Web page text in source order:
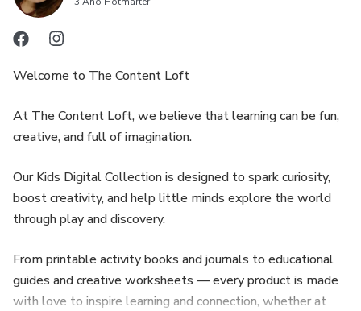
generan conexión, interacción y confianza… sin tener que
pensar qué subir cada día.
Welcome to The Content Loft
At The Content Loft, we believe that learning can be fun,
creative, and full of imagination.
Our Kids Digital Collection is designed to spark curiosity,
boost creativity, and help little minds explore the world
through play and discovery.
From printable activity books and journals to educational
guides and creative worksheets — every product is made
with love to inspire learning and connection, whether at